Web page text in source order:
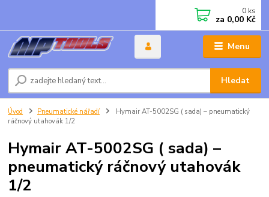
Menu
Hledat
0 ks
za 0,00 Kč
Úvod Pneumatické nářadí
Hymair AT-5002SG ( sada) – pneumatický
ráčnový utahovák 1/2
Hymair AT-5002SG ( sada) –
pneumatický ráčnový utahovák
1/2